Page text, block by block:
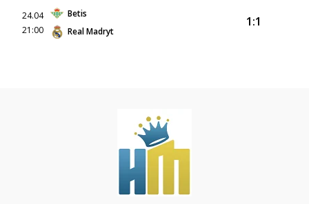
24.04
21:00
Betis
Real Madryt
1:1